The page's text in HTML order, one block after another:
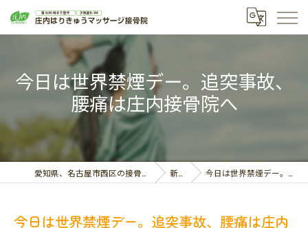
今日は世界禁煙デー。追突事故、
腰痛は庄内接骨院へ
新着情報 今日は世界禁煙デー。追突事故、腰痛は庄内接骨院へ
今日は世界禁煙デー。追突事故、腰痛は庄内